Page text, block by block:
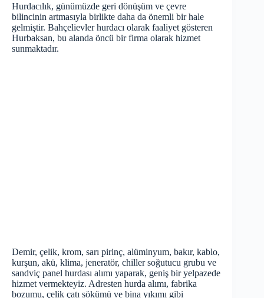
Hurdacılık, günümüzde geri dönüşüm ve çevre
bilincinin artmasıyla birlikte daha da önemli bir hale
gelmiştir. Bahçelievler hurdacı olarak faaliyet gösteren
Hurbaksan, bu alanda öncü bir firma olarak hizmet
sunmaktadır.
Demir, çelik, krom, sarı pirinç, alüminyum, bakır, kablo,
kurşun, akü, klima, jeneratör, chiller soğutucu grubu ve
sandviç panel hurdası alımı yaparak, geniş bir yelpazede
hizmet vermekteyiz. Adresten hurda alımı, fabrika
bozumu, çelik çatı sökümü ve bina yıkımı gibi